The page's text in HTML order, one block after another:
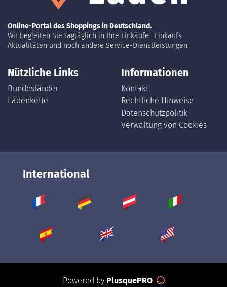
Online-Portal des Shoppings in Deutschland.
Wir begleiten Sie tagtäglich in Ihre Einkäufe : Einkaufs
Aktualitäten und noch andere Service-Dienstleistungen.
Nützliche Links
Bundesländer
Ladenkette
Informationen
Kontakt
Rechtliche Hinweise
Datenschutzpolitik
Verwaltung von Cookies
International
Powered by PlusquePRO